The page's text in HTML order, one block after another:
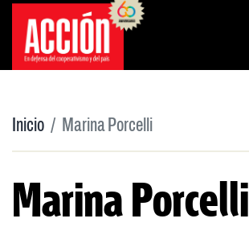
Saltar
contenido
Inicio Marina Porcelli
Marina Porcelli